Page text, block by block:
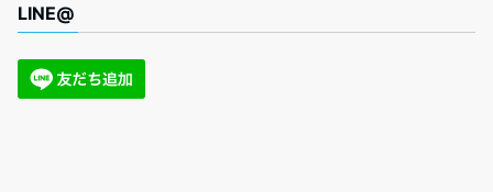
LINE@